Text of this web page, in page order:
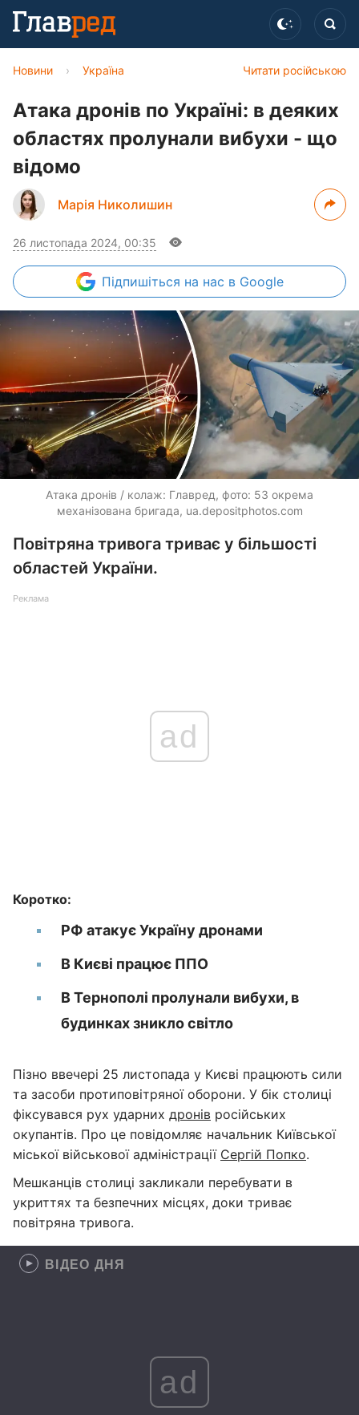
Читати російською
Новини › Україна
Атака дронів по Україні: в деяких
областях пролунали вибухи - що
відомо
Марія Николишин
26 листопада 2024, 00:35
Підпишіться на нас в Google
Атака дронів / колаж: Главред, фото: 53 окрема
механізована бригада, ua.depositphotos.com
Повітряна тривога триває у більшості
областей України.
Реклама
ad
Коротко:
РФ атакує Україну дронами
В Києві працює ППО
В Тернополі пролунали вибухи, в
будинках зникло світло
Пізно ввечері 25 листопада у Києві працюють сили
та засоби протиповітряної оборони. У бік столиці
фіксувався рух ударних дронів російських
окупантів. Про це повідомляє начальник Київської
міської військової адміністрації Сергій Попко.
Мешканців столиці закликали перебувати в
укриттях та безпечних місцях, доки триває
повітряна тривога.
ВІДЕО ДНЯ
ad